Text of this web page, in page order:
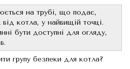
на трубі, що подає,
від котла, у найвищій точці.
бути доступні для огляду,